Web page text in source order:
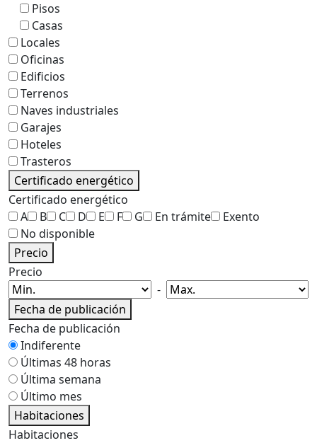
Pisos
Casas
Locales
Oficinas
Edificios
Terrenos
Naves industriales
Garajes
Hoteles
Trasteros
Certificado energético
Certificado energético
A
B C D E F G En trámite
Exento
No disponible
Precio
Precio
-
Fecha de publicación
Fecha de publicación
Indiferente
Últimas 48 horas
Última semana
Último mes
Habitaciones
Habitaciones